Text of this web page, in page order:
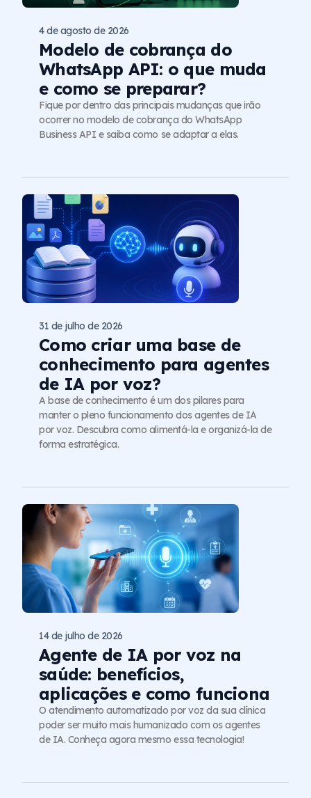
Modelo de cobrança do
WhatsApp API: o que muda
e como se preparar?
4 de agosto de 2026
Fique por dentro das principais mudanças que irão
ocorrer no modelo de cobrança do WhatsApp
Business API e saiba como se adaptar a elas.
Como criar uma base de
conhecimento para agentes
de IA por voz?
31 de julho de 2026
A base de conhecimento é um dos pilares para
manter o pleno funcionamento dos agentes de IA
por voz. Descubra como alimentá-la e organizá-la de
forma estratégica.
Agente de IA por voz na
saúde: benefícios,
aplicações e como funciona
14 de julho de 2026
O atendimento automatizado por voz da sua clínica
poder ser muito mais humanizado com os agentes
de IA. Conheça agora mesmo essa tecnologia!